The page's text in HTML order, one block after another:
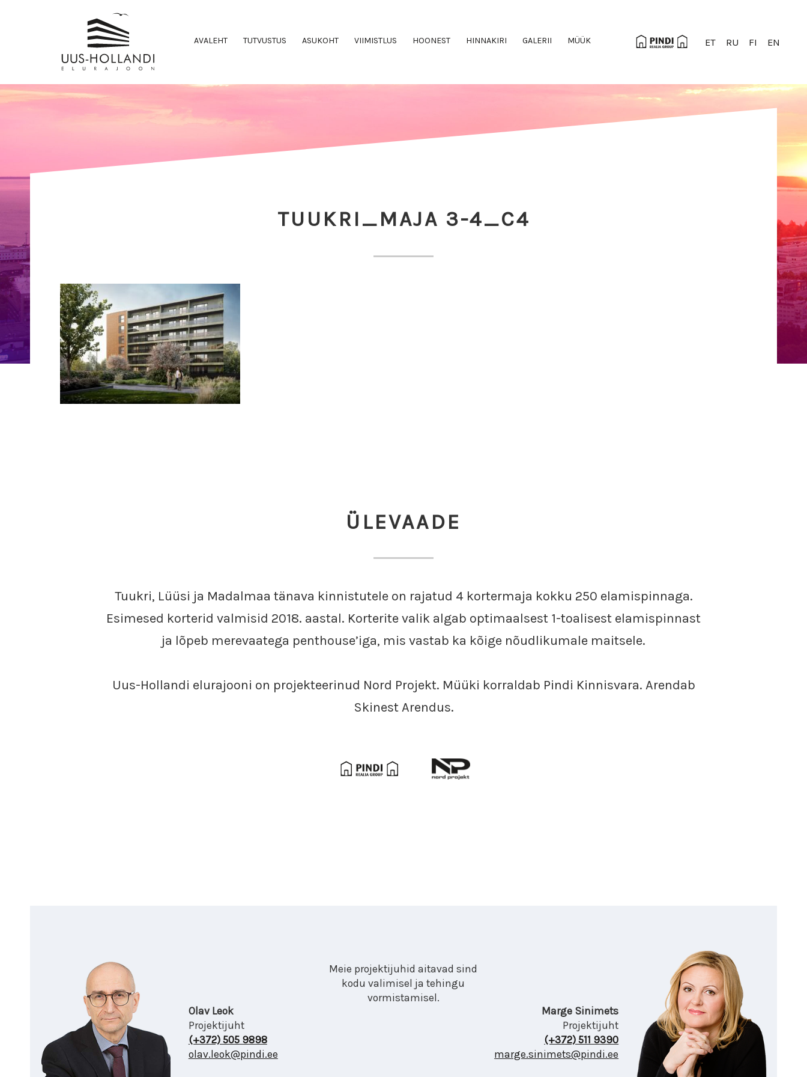
AVALEHT TUTVUSTUS ASUKOHT VIIMISTLUS HOONEST HINNAKIRI GALERII MÜÜK ET RU FI EN
TUUKRI_MAJA 3-4_C4
ÜLEVAADE
Tuukri, Lüüsi ja Madalmaa tänava kinnistutele on rajatud 4 kortermaja kokku 250 elamispinnaga.
Esimesed korterid valmisid 2018. aastal. Korterite valik algab optimaalsest 1-toalisest elamispinnast
ja lõpeb merevaatega penthouse’iga, mis vastab ka kõige nõudlikumale maitsele.
Uus-Hollandi elurajooni on projekteerinud Nord Projekt. Müüki korraldab Pindi Kinnisvara. Arendab
Skinest Arendus.
Meie projektijuhid aitavad sind
kodu valimisel ja tehingu
vormistamisel.
Olav Leok
Projektijuht
(+372) 505 9898
olav.leok@pindi.ee
Marge Sinimets
Projektijuht
(+372) 511 9390
marge.sinimets@pindi.ee